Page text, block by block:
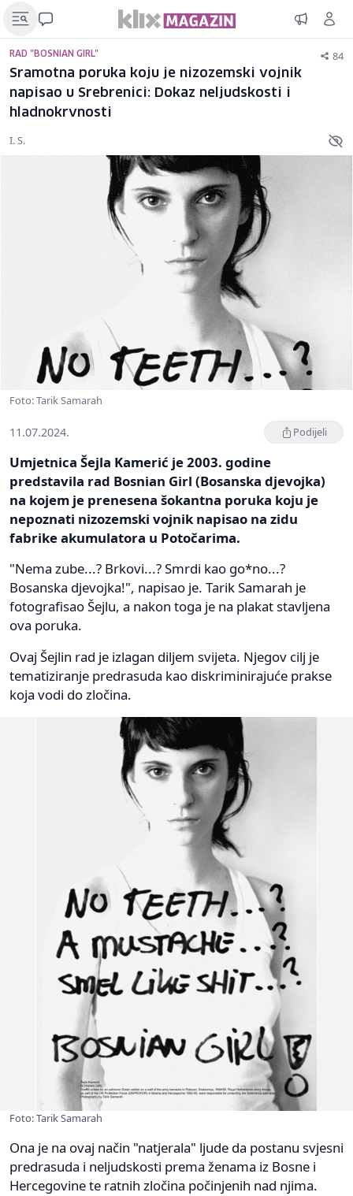
RAD "BOSNIAN GIRL" 84
Sramotna poruka koju je nizozemski vojnik
napisao u Srebrenici: Dokaz neljudskosti i
hladnokrvnosti
I. S.
Foto: Tarik Samarah
11.07.2024. Podijeli
Umjetnica Šejla Kamerić je 2003. godine
predstavila rad Bosnian Girl (Bosanska djevojka)
na kojem je prenesena šokantna poruka koju je
nepoznati nizozemski vojnik napisao na zidu
fabrike akumulatora u Potočarima.
"Nema zube...? Brkovi...? Smrdi kao go*no...?
Bosanska djevojka!", napisao je. Tarik Samarah je
fotografisao Šejlu, a nakon toga je na plakat stavljena
ova poruka.
Ovaj Šejlin rad je izlagan diljem svijeta. Njegov cilj je
tematiziranje predrasuda kao diskriminirajuće prakse
koja vodi do zločina.
Foto: Tarik Samarah
Ona je na ovaj način "natjerala" ljude da postanu svjesni
predrasuda i neljudskosti prema ženama iz Bosne i
Hercegovine te ratnih zločina počinjenih nad njima.